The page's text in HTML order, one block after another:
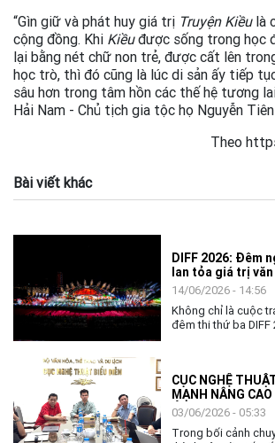
“Gìn giữ và phát huy giá trị Truyện Kiều là
cộng đồng. Khi Kiềuđược sống trong học
lại bằng nét chữ non trẻ, được cất lên
học trò, thì đó cũng là lúc di sản ấy tiếp
sâu hơn trong tâm hồn các thế hệ tương
Hải Nam - Chủ tịch gia tộc họ Nguyễn
Theo
Bài viết khác
DIFF 2026: Đêm
lan tỏa giá trị
14/06/2026 - 14:56
Không chỉ là cuộc
đêm thi thứ ba
CỤC NGHỆ
MẠNH NÂNG
ỨNG DỤNG AI
03/06/2026 - 05:33
Trong bối cảnh